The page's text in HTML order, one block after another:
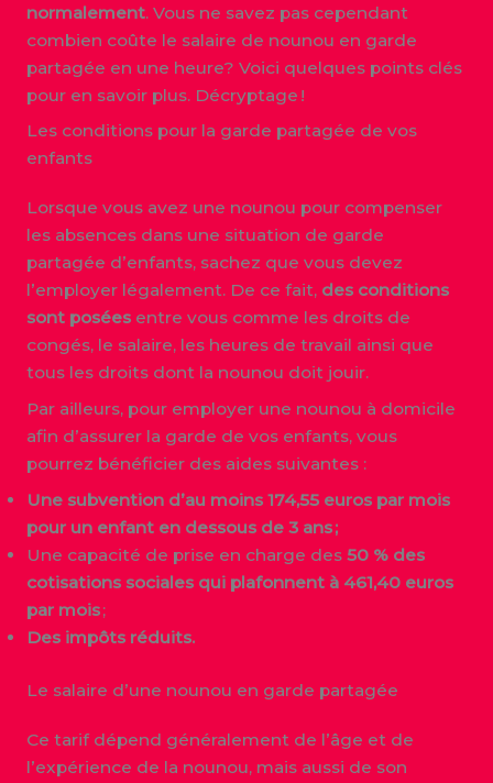
normalement. Vous ne savez pas cependant
combien coûte le salaire de nounou en garde
partagée en une heure? Voici quelques points clés
pour en savoir plus. Décryptage !
Les conditions pour la garde partagée de vos
enfants
Lorsque vous avez une nounou pour compenser
les absences dans une situation de garde
partagée d’enfants, sachez que vous devez
l’employer légalement. De ce fait, des conditions
sont poséesentre vous comme les droits de
congés, le salaire, les heures de travail ainsi que
tous les droits dont la nounou doit jouir.
Par ailleurs, pour employer une nounou à domicile
afin d’assurer la garde de vos enfants, vous
pourrez bénéficier des aides suivantes :
Une subvention d’au moins 174,55 euros par mois
pour un enfant en dessous de 3 ans ;
Une capacité de prise en charge des 50 % des
cotisations sociales qui plafonnent à 461,40 euros
par mois;
Des impôts réduits.
Le salaire d’une nounou en garde partagée
Ce tarif dépend généralement de l’âge et de
l’expérience de la nounou, mais aussi de son